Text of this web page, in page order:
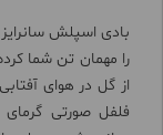
بادی اسپلش‌
را مهمان تن شما
از گل در هوای
فلفل صورتی